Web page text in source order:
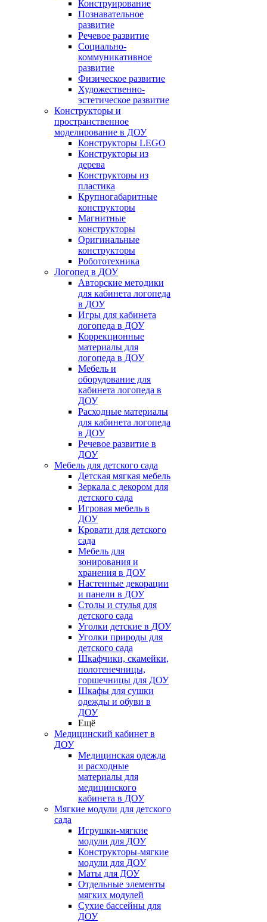
Конструирование
Познавательное
развитие
Речевое развитие
Социально-
коммуникативное
развитие
Физическое развитие
Художественно-
эстетическое развитие
Конструкторы и
пространственное
моделирование в ДОУ
Конструкторы LEGO
Конструкторы из
дерева
Конструкторы из
пластика
Крупногабаритные
конструкторы
Магнитные
конструкторы
Оригинальные
конструкторы
Робототехника
Логопед в ДОУ
Авторские методики
для кабинета логопеда
в ДОУ
Игры для кабинета
логопеда в ДОУ
Коррекционные
материалы для
логопеда в ДОУ
Мебель и
оборудование для
кабинета логопеда в
ДОУ
Расходные материалы
для кабинета логопеда
в ДОУ
Речевое развитие в
ДОУ
Мебель для детского сада
Детская мягкая мебель
Зеркала с декором для
детского сада
Игровая мебель в
ДОУ
Кровати для детского
сада
Мебель для
зонирования и
хранения в ДОУ
Настенные декорации
и панели в ДОУ
Столы и стулья для
детского сада
Уголки детские в ДОУ
Уголки природы для
детского сада
Шкафчики, скамейки,
полотенечницы,
горшечницы для ДОУ
Шкафы для сушки
одежды и обуви в
ДОУ
Ещё
Медицинский кабинет в
ДОУ
Медицинская одежда
и расходные
материалы для
медицинского
кабинета в ДОУ
Мягкие модули для детского
сада
Игрушки-мягкие
модули для ДОУ
Конструкторы-мягкие
модули для ДОУ
Маты для ДОУ
Отдельные элементы
мягких модулей
Сухие бассейны для
ДОУ